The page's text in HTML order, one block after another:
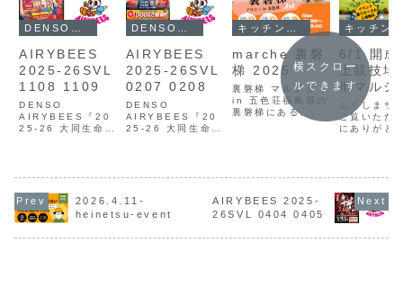
DENSOエアリービーズ
AIRYBEES
2025-26SVL
1108 1109
DENSO
AIRYBEES『20
25-26 大同生命
第５戦目(計１０試
合)10/31時点では
３勝３敗と勝利を
DENSOエアリービーズ
AIRYBEES
2025-26SVL
0207 0208
DENSO
AIRYBEES『20
25-26 大同生命
のホーム戦が「宝
来屋ボンズアリー
キッチンカー
marche 裏磐
梯 2025
裏磐梯 マルシェ
in 五色荘福島県の
裏磐梯にある、五
色荘でのイベント
出未来を共に育む
磐梯朝日国立公園
【毘沙門沼】そし
6/1 開成
上競技場
市マルシ
ベント
ふくしまサ
ご覧いただ
にありがと
＞など様々
を発信して
す。ご利用
横スクロー
ルできます
2026.4.11-
heinetsu-event
AIRYBEES 2025-
26SVL 0404 0405